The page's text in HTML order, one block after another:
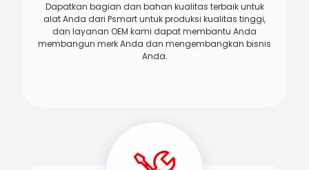
Dapatkan bagian dan bahan kualitas terbaik untuk
alat Anda dari Psmart untuk produksi kualitas tinggi,
dan layanan OEM kami dapat membantu Anda
membangun merk Anda dan mengembangkan bisnis
Anda.